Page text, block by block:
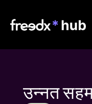
उन्नत